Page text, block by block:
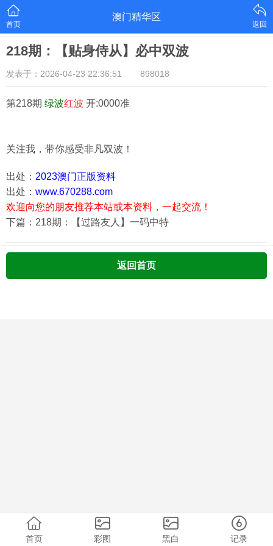
首页
澳门精华区
返回
218期：【贴身侍从】必中双波
发表于：2026-04-23 22:36:51 898018
第218期 绿波红波 开:0000准
关注我，带你感受非凡双波！
出处： 2023澳门正版资料
出处： www.670288.com
欢迎向您的朋友推荐本站或本资料，一起交流！
下篇：218期：【过路友人】一码中特
返回首页
首页 彩图 黑白 记录